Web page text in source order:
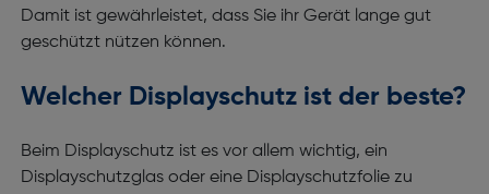
Damit ist gewährleistet, dass Sie ihr Gerät lange gut
geschützt nützen können.
Welcher Displayschutz ist der beste?
Beim Displayschutz ist es vor allem wichtig, ein
Displayschutzglas oder eine Displayschutzfolie zu